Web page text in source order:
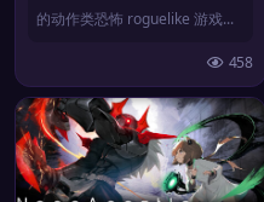
的动作类恐怖 roguelike 游戏...
458